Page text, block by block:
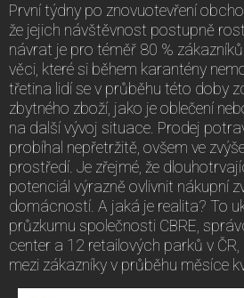
První týdny po znovuotevření
že jejich návštěvnost postupně
návrat je pro téměř 80 %
věci, které si během karantény
třetina lidí se v průběhu této doby
zbytného zboží, jako je oblečení
na další vývoj situace. Prodej
probíhal nepřetržitě, ovšem ve
prostředí. Je zřejmé, že
potenciál výrazně ovlivnit nákupní
domácností. A jaká je realita? To
průzkumu společnosti CBRE,
center a 12 retailových parků v
mezi zákazníky v průběhu měsíce